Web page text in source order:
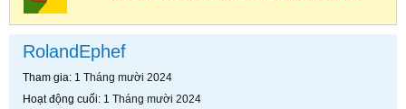
RolandEphef
Tham gia 1 Tháng mười 2024
Hoạt động cuối 1 Tháng mười 2024